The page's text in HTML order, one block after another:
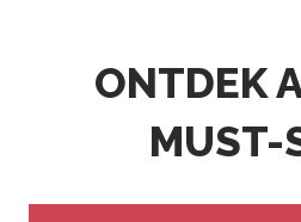
ONTDEK
MUST-